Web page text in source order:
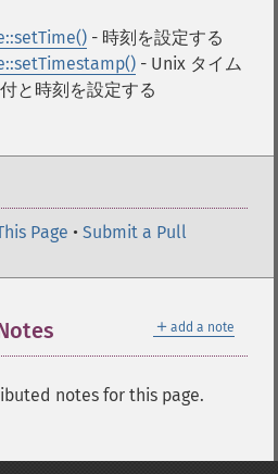
- 時刻を設定する
- Unix タイム
と時刻を設定する
Page • Submit a Pull
＋ add a note
notes for this page.